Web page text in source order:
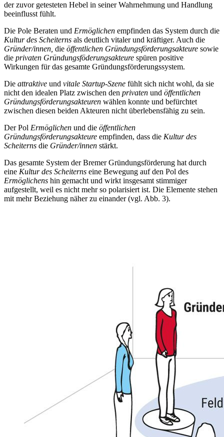
der zuvor getesteten Hebel in seiner Wahrnehmung und Handlung
beeinflusst fühlt.
Die Pole Beraten und Ermöglichen empfinden das System durch die
Kultur des Scheiterns als deutlich vitaler und kräftiger. Auch die
Gründer/innen, die öffentlichen Gründungsförderungsakteure sowie
die privaten Gründungsföderungsakteure spüren positive
Wirkungen für das gesamte Gründungsförderungssystem.
Die attraktive und vitale Startup-Szene fühlt sich nicht wohl, da sie
nicht den idealen Platz zwischen den privaten und öffentlichen
Gründungsförderungsakteuren wählen konnte und befürchtet
zwischen diesen beiden Akteuren nicht überlebensfähig zu sein.
Der Pol Ermöglichen und die öffentlichen
Gründungsförderungsakteure empfinden, dass die Kultur des
Scheiterns die Gründer/innen stärkt.
Das gesamte System der Bremer Gründungsförderung hat durch
eine Kultur des Scheiterns eine Bewegung auf den Pol des
Ermöglichens hin gemacht und wirkt insgesamt stimmiger
aufgestellt, weil es nicht mehr so polarisiert ist. Die Elemente stehen
mit mehr Beziehung näher zu einander (vgl. Abb. 3).